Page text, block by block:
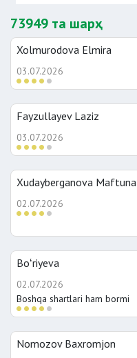
73949 та шарҳ
Xolmurodova Elmira
03.07.2026
Fayzullayev Laziz
03.07.2026
Xudayberganova Maftuna
02.07.2026
Boʻriyeva
02.07.2026
Boshqa shartlari ham bormi
Nomozov Baxromjon